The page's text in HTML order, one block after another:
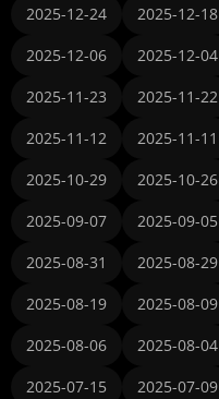
2025-12-24
2025-12-18
2025-12-06
2025-12-04
2025-11-23
2025-11-22
2025-11-12
2025-11-11
2025-10-29
2025-10-26
2025-09-07
2025-09-05
2025-08-31
2025-08-29
2025-08-19
2025-08-09
2025-08-06
2025-08-04
2025-07-15
2025-07-09